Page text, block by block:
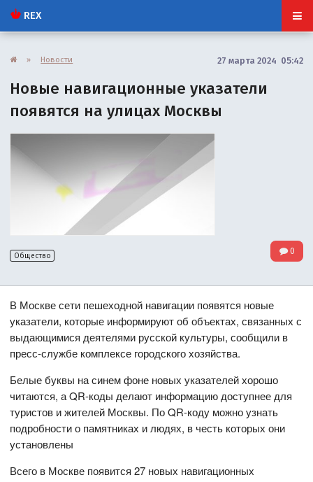
REX
» Новости 27 марта 2024 05:42
Новые навигационные указатели
появятся на улицах Москвы
Общество 0
В Москве сети пешеходной навигации появятся новые
указатели, которые информируют об объектах, связанных с
выдающимися деятелями русской культуры, сообщили в
пресс-службе комплексе городского хозяйства.
Белые буквы на синем фоне новых указателей хорошо
читаются, а QR-коды делают информацию доступнее для
туристов и жителей Москвы. По QR-коду можно узнать
подробности о памятниках и людях, в честь которых они
установлены
Всего в Москве появится 27 новых навигационных